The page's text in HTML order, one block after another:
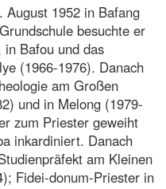
August 1952 in Bafang
besuchte er
Bafou und das
(1966-1976). Danach
am Großen
und in Melong (1979-
zum Priester geweiht
inkardiniert. Danach
am Kleinen
Fidei-donum-Priester in